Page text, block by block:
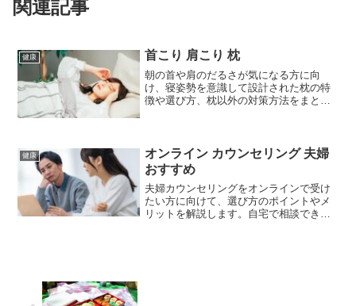
関連記事
健康 首こり 肩こり 枕
朝の首や肩のだるさが気になる方に向
け、寝姿勢を意識して設計された枕の特
徴や選び方、枕以外の対策方法をまとめ
健康
オンライン カウンセリング 夫婦
おすすめ
夫婦カウンセリングをオンラインで受け
たい方に向けて、選び方のポイントやメ
リットを解説します。自宅で相談できる